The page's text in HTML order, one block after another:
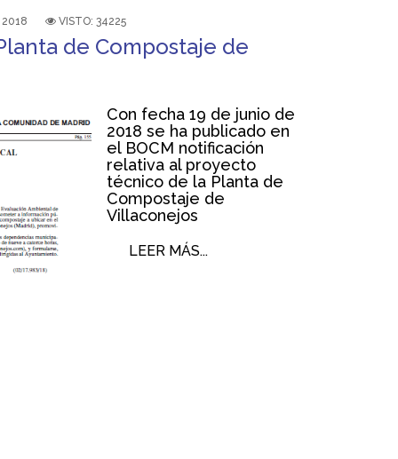
2018 VISTO: 34225
de Compostaje de
Con fecha 19 de junio de
2018 se ha publicado en
el BOCM notificación
relativa al proyecto
técnico de la Planta de
Compostaje de
Villaconejos
LEER MÁS...